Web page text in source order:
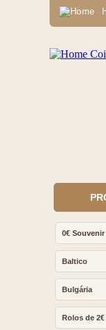
0€ Souvenir
Baltico
Bulgária
Rolos de 2€